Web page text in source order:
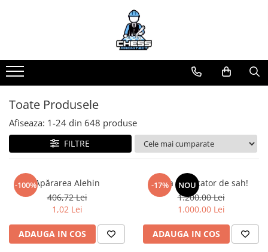
Materiale Șahiste
Accesorii
Accesorii tabla
Biografice
Biografice
Ceasuri Pentru Diverse Jocuri
Ceasuri
Tabla De Sah Din Lemn
Cluburi Si Scoli
Colectie De Partide
colectie de partide
Toate Produsele
Afiseaza: 1-24 din 648 produse
FILTRE
-100%Apărarea Alehin
406,72 Lei
1,02 Lei
ADAUGA IN COS
-17% NOU
Viata de jucator de sah!
1.200,00 Lei
1.000,00 Lei
ADAUGA IN COS